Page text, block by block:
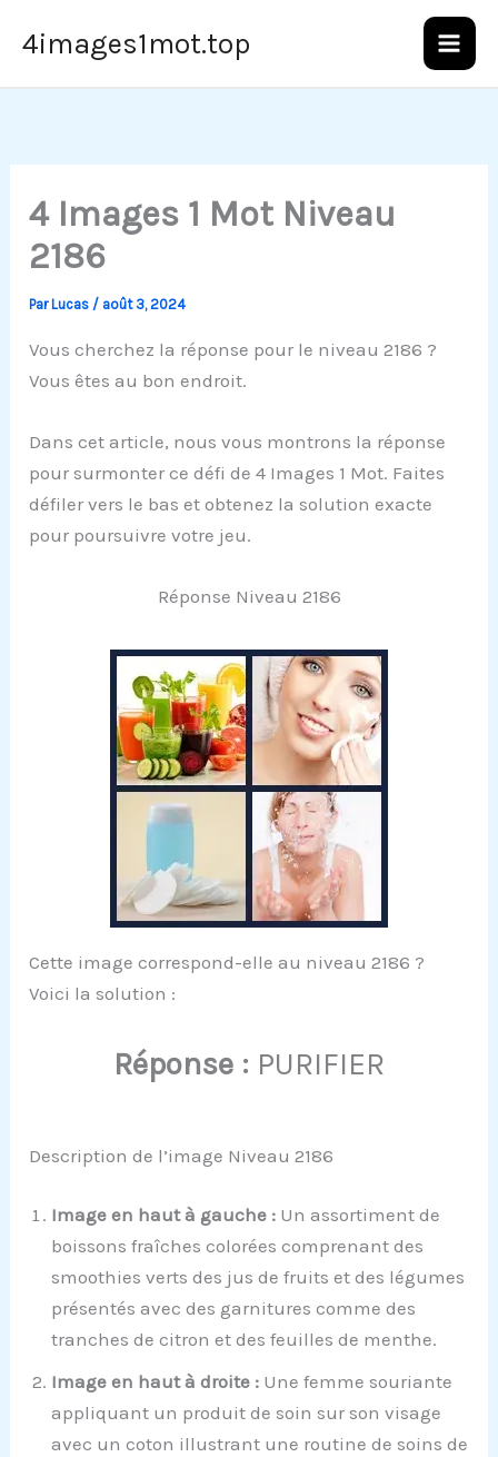
4images1mot.top
4 Images 1 Mot Niveau
2186
ParLucas / août 3, 2024
Vous cherchez la réponse pour le niveau 2186 ?
Vous êtes au bon endroit.
Dans cet article, nous vous montrons la réponse
pour surmonter ce défi de 4 Images 1 Mot. Faites
défiler vers le bas et obtenez la solution exacte
pour poursuivre votre jeu.
Réponse Niveau 2186
Cette image correspond-elle au niveau 2186 ?
Voici la solution :
Réponse : PURIFIER
Description de l’image Niveau 2186
Image en haut à gauche : Un assortiment de
boissons fraîches colorées comprenant des
smoothies verts des jus de fruits et des légumes
présentés avec des garnitures comme des
tranches de citron et des feuilles de menthe.
Image en haut à droite : Une femme souriante
appliquant un produit de soin sur son visage
avec un coton illustrant une routine de soins de